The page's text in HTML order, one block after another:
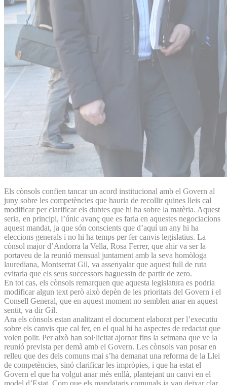
Els cònsols confien tancar un acord institucional amb el Govern al
juny sobre les competències que hauria de recollir quines lleis cal
modificar per clarificar els dubtes que hi ha sobre la matèria. Aquest
seria, en principi, l’únic avanç que es faria en aquestes negociacions
aquest mandat, ja que són conscients que d’aquí un any hi ha
eleccions generals i no hi ha temps per fer canvis legislatius. La
cònsol major d’Andorra la Vella, Rosa Ferrer, que ahir va ser la
portaveu de la reunió mensual juntament amb la seva homòloga
laurediana, Montserrat Gil, va assenyalar que aquest full de ruta
evitaria que els seus successors haguessin de partir de zero.
En tot cas, els cònsols remarquen que aquesta legislatura es podria
modificar algun text però això depèn de les prioritats del Govern i el
Consell General, que en aquest moment no semblen anar en aquest
sentit, va dir Gil.
Ara els cònsols estan analitzant el document elaborat per l’executiu
sobre els canvis que cal fer, en el qual hi ha aspectes de redactat que
volen polir. Per això han sol·licitat ajornar fins la setmana que ve la
reunió prevista per demà amb el Govern. Les cònsols van posar en
relleu que des dels comuns mai s’ha demanat una reforma de la Llei
de competències, sinó clarificar les impròpies, i que ha estat el
Govern el que ha volgut anar més enllà, plantejant un canvi en el
model d’Estat. Com que els mandataris comunals ja van deixar clar